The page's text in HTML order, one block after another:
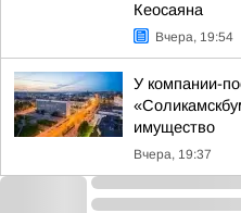
Кеосаяна
Вчера, 19:54
У компании-
имущество
Вчера, 19:37